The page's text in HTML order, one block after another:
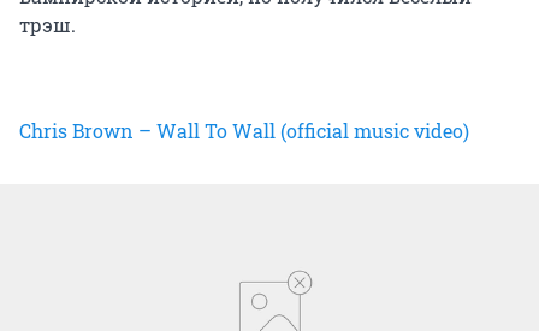
трэш.
Chris Brown – Wall To Wall (official music video)